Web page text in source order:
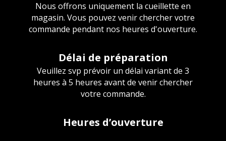
Nous offrons uniquement la cueillette en
magasin. Vous pouvez venir chercher votre
commande pendant nos heures d'ouverture.
Délai de préparation
Veuillez svp prévoir un délai variant de 3
heures à 5 heures avant de venir chercher
votre commande.
Heures d’ouverture